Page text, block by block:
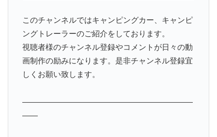
このチャンネルではキャンピングカー、キャンピ
ングトレーラーのご紹介をしております。
視聴者様のチャンネル登録やコメントが日々の動
画制作の励みになります。是非チャンネル登録宜
しくお願い致します。
——————————————————————
——